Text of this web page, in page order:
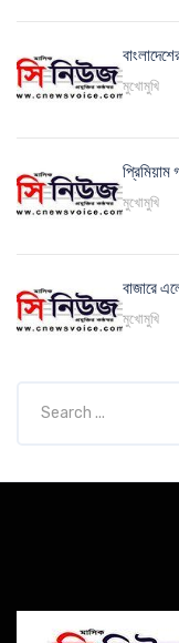
মুখোমুখি
মুখোমুখি
বাজারে
মুখোমুখি